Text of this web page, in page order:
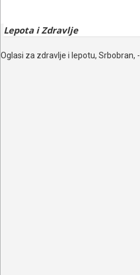
Lepota i Zdravlje
Oglasi za zdravlje i lepotu, Srbobran, -